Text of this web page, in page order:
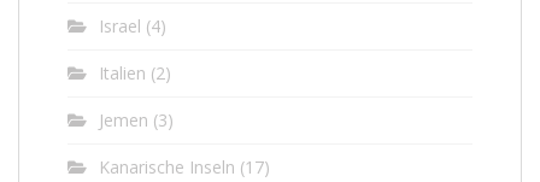
Israel (4)
Italien (2)
Jemen (3)
Kanarische Inseln (17)